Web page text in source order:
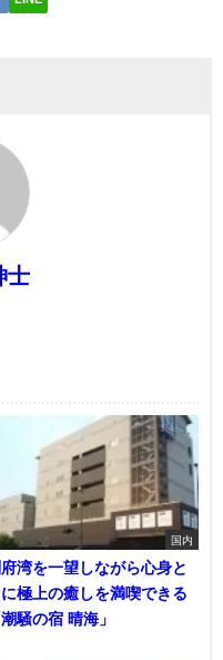
士
国内
湾を一望しながら心身と
に極上の癒しを満喫できる
潮騒の宿 晴海」